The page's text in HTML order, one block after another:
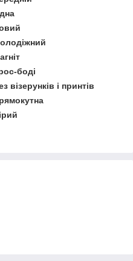
боді
візерунків і принтів